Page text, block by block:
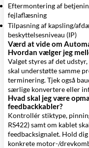
Eftermontering af
fejlaflæsning
Tilpasning af kapsling/
beskyttelsesniveau (IP)
Værd at vide om
Hvordan vælger jeg
Valget styres af det
skal understøtte samme
terminering. Tjek også
særlige konvertere eller
Hvad skal jeg være
feedbackkabler?
Kontrollér stiktype,
RS422) samt om kablet
feedbacksignalet. Hold
konkrete motor-/